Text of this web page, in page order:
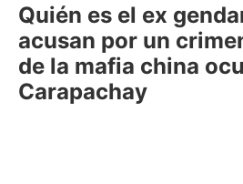
Quién es el ex
acusan por un
de la mafia china
Carapachay